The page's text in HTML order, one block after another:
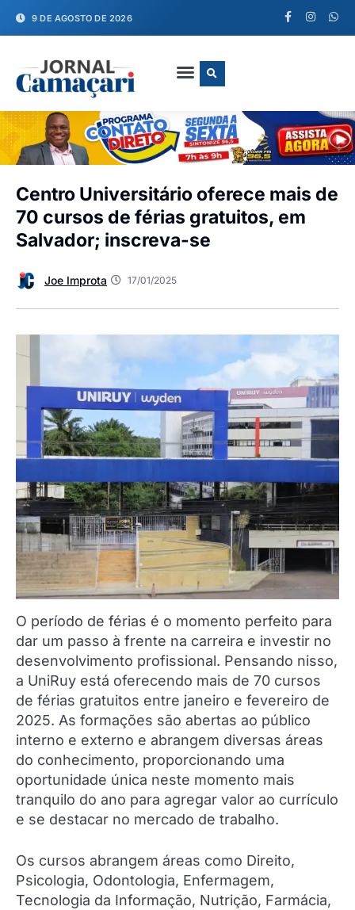
9 DE AGOSTO DE 2026
Centro Universitário oferece mais de
70 cursos de férias gratuitos, em
Salvador; inscreva-se
Joe Improta 17/01/2025
O período de férias é o momento perfeito para
dar um passo à frente na carreira e investir no
desenvolvimento profissional. Pensando nisso,
a UniRuy está oferecendo mais de 70 cursos
de férias gratuitos entre janeiro e fevereiro de
2025. As formações são abertas ao público
interno e externo e abrangem diversas áreas
do conhecimento, proporcionando uma
oportunidade única neste momento mais
tranquilo do ano para agregar valor ao currículo
e se destacar no mercado de trabalho.
Os cursos abrangem áreas como Direito,
Psicologia, Odontologia, Enfermagem,
Tecnologia da Informação, Nutrição, Farmácia,